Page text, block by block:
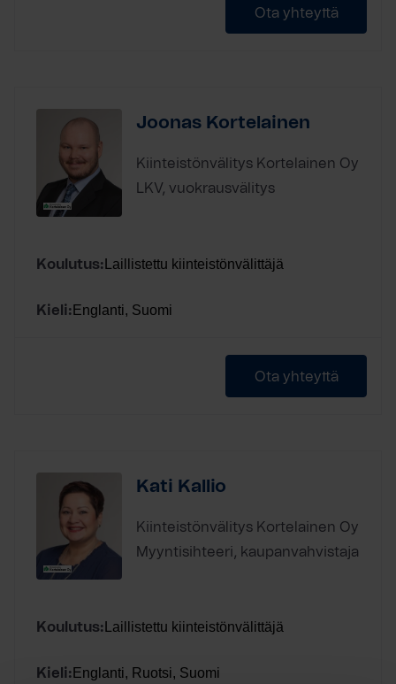
Ota yhteyttä
Joonas Kortelainen
Kiinteistönvälitys Kortelainen Oy
LKV, vuokrausvälitys
Koulutus: Laillistettu kiinteistönvälittäjä
Kieli: Englanti, Suomi
Ota yhteyttä
Kati Kallio
Kiinteistönvälitys Kortelainen Oy
Myyntisihteeri, kaupanvahvistaja
Koulutus: Laillistettu kiinteistönvälittäjä
Kieli: Englanti, Ruotsi, Suomi